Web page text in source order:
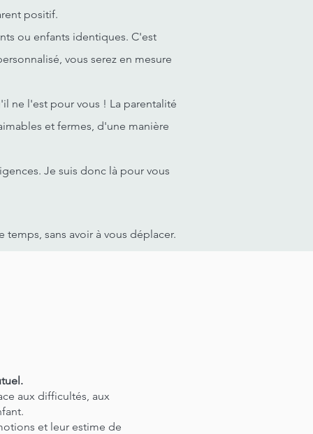
positif.
ou enfants identiques. C'est
vous serez en mesure
ne l'est pour vous ! La parentalité
et fermes, d'une manière
Je suis donc là pour vous
sans avoir à vous déplacer.
aux difficultés, aux
et leur estime de